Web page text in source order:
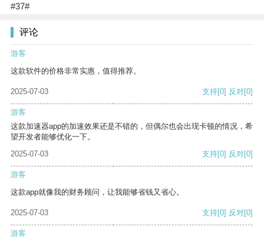
#37#
评论
游客
这款软件的价格非常实惠，值得推荐。
2025-07-03 支持[0] 反对[0]
游客
这款加速器app的加速效果还是不错的，但偶尔也会出现卡顿的情况，希
望开发者能够优化一下。
2025-07-03
支持[0] 反对[0]
游客
这款app就像我的财务顾问，让我能够省钱又省心。
2025-07-03 支持[0] 反对[0]
游客